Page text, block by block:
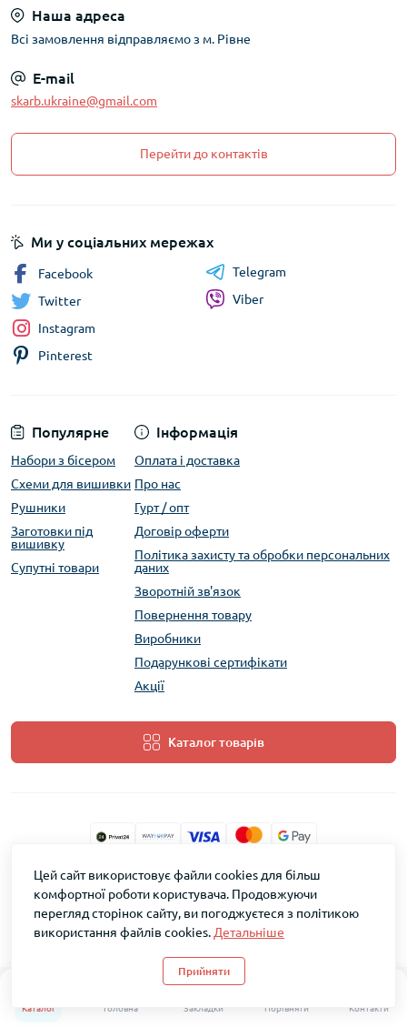
Каталог Головна Закладки
0
Порівняти Контакти
Наша адреса
Всі замовлення відправляємо з м. Рівне
E-mail
skarb.ukraine@gmail.com
Перейти до контактів
Популярне
Набори з бісером
Схеми для вишивки
Рушники
Заготовки під
вишивку
Супутні товари
Інформація
Оплата і доставка
Про нас
Гурт / опт
Договір оферти
Політика захисту та обробки персональних
даних
Зворотній зв'язок
Повернення товару
Виробники
Подарункові сертифікати
Акції
Каталог товарів
Ми у соціальних мережах
Facebook
Twitter
Instagram
Pinterest
Telegram
Viber
ТМ Скарб © 2026
Цей сайт використовує файли cookies для більш
комфортної роботи користувача. Продовжуючи
перегляд сторінок сайту, ви погоджуєтеся з політикою
використання файлів cookies. Детальніше
Прийняти